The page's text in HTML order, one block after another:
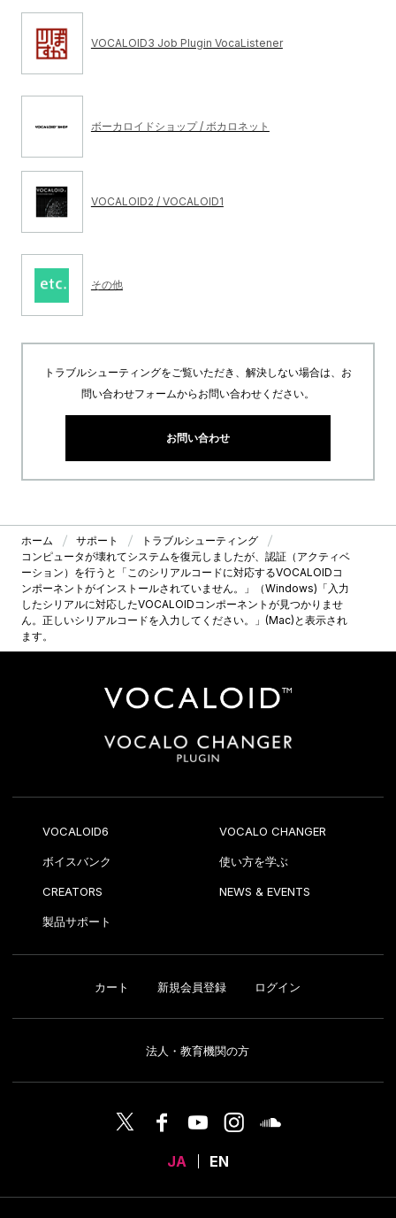
VOCALOID3 Job Plugin VocaListener
ボーカロイドショップ / ボカロネット
VOCALOID2 / VOCALOID1
その他
トラブルシューティングをご覧いただき、解決しない場合は、お
問い合わせフォームからお問い合わせください。
お問い合わせ
ホーム サポート
トラブルシューティング
コンピュータが壊れてシステムを復元しましたが、認証（アクティベ
ーション）を行うと「このシリアルコードに対応するVOCALOIDコ
ンポーネントがインストールされていません。」（Windows)「入力
したシリアルに対応したVOCALOIDコンポーネントが見つかりませ
ん。正しいシリアルコードを入力してください。」(Mac)と表示され
ます。
VOCALOID6 VOCALO CHANGER
ボイスバンク 使い方を学ぶ
CREATORS NEWS & EVENTS
製品サポート
カート 新規会員登録 ログイン
法人・教育機関の方
JA EN